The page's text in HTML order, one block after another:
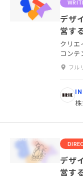
デザ
営す
クリエ
コンテ
フル
デザ
営す